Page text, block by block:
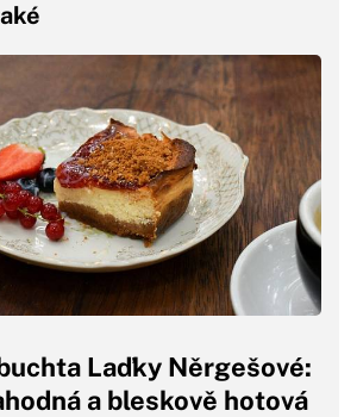
Laďky Něrgešové:
a bleskově hotová